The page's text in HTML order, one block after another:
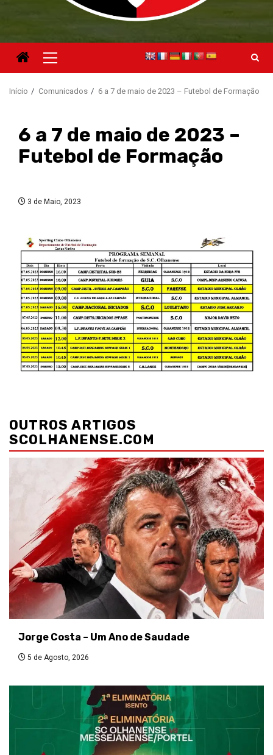
Menu
principal
Início Comunicados 6 a 7 de maio de 2023 – Futebol de Formação
6 a 7 de maio de 2023 –
Futebol de Formação
3 de Maio, 2023
de
artigos
OUTROS ARTIGOS
SCOLHANENSE.COM
Jorge Costa – Um Ano de Saudade
5 de Agosto, 2026